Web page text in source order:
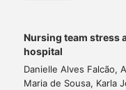
Nursing team stress
hospital
Danielle Alves Falcão,
Maria de Sousa, Karla